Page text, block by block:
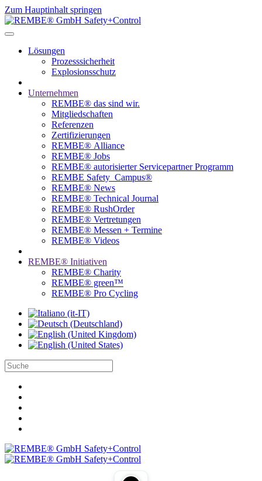
Zum Hauptinhalt springen
Lösungen
Prozesssicherheit
Explosionsschutz
Unternehmen
REMBE® das sind wir.
Mitgliedschaften
Referenzen
Zertifizierungen
REMBE® Alliance
REMBE® Jobs
REMBE® autorisierter­­ Servicepartner Programm
REMBE Safety_Campus®
REMBE® News
REMBE® Technical Journal
REMBE® RushOrder
REMBE® Vertretungen
REMBE® Messen + Termine
REMBE® Videos
REMBE® Initiativen
REMBE® Charity
REMBE® green™
REMBE® Pro Cycling